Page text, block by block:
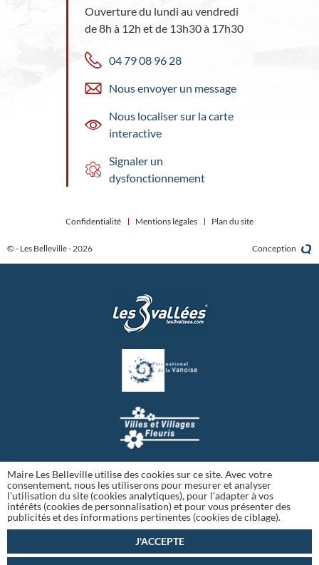
Ouverture du lundi au vendredi
de 8h à 12h et de 13h30 à 17h30
04 79 08 96 28
Nous envoyer un message
Nous localiser sur la carte
interactive
Signaler un
dysfonctionnement
© - Les Belleville - 2026
Confidentialité Mentions légales Plan du site
Conception
Maire Les Belleville utilise des cookies sur ce site. Avec votre
consentement, nous les utiliserons pour mesurer et analyser
l'utilisation du site (cookies analytiques), pour l'adapter à vos
intérêts (cookies de personnalisation) et pour vous présenter des
publicités et des informations pertinentes (cookies de ciblage).
J'ACCEPTE